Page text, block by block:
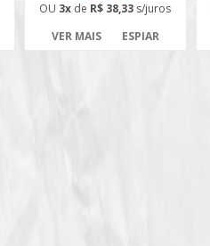
OU 3x de R$ 38,33 s/juros
VER MAIS
ESPIAR